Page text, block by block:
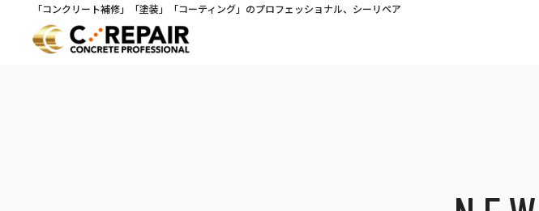
「コンクリート補修」「塗装」「コーティング」のプロフェッショナル、シーリペア